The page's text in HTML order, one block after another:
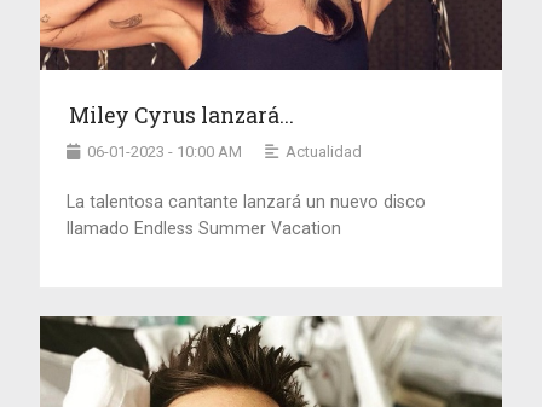
Miley Cyrus lanzará...
06-01-2023 - 10:00 AM Actualidad
La talentosa cantante lanzará un nuevo disco
llamado Endless Summer Vacation